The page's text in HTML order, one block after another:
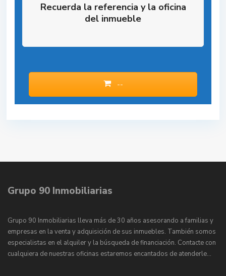
Recuerda la referencia y la oficina
del inmueble
--
Grupo 90 Inmobiliarias
Grupo 90 Inmobiliarias lleva más de 30 años asesorando a familias y
empresas en la venta y adquisición de sus inmuebles. También somos
especialistas en el alquiler y la búsqueda de financiación. Contacte con
cualquiera de nuestras oficinas estaremos encantados de atenderle…